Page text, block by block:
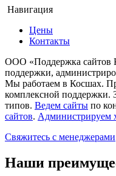
Навигация
Цены
Контакты
ООО «Поддержка сайтов
поддержки,
Мы работаем в Косшах.
комплексной поддержки.
типов. Ведем сайты по
сайтов. Администрируем
Свяжитесь с менеджерами
Наши